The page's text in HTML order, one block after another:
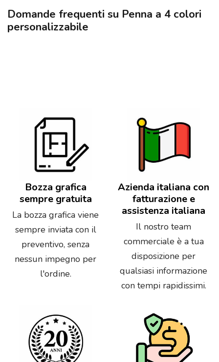
Domande frequenti su Penna a 4 colori
personalizzabile
Bozza grafica
sempre gratuita
La bozza grafica viene
sempre inviata con il
preventivo, senza
nessun impegno per
l'ordine.
Azienda italiana con
fatturazione e
assistenza italiana
Il nostro team
commerciale è a tua
disposizione per
qualsiasi informazione
con tempi rapidissimi.